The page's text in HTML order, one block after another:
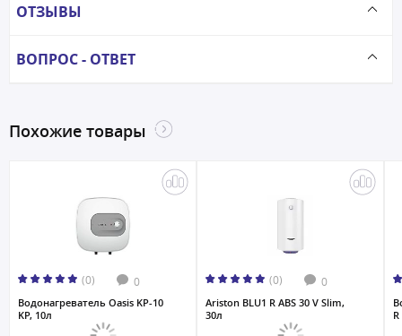
ОТЗЫВЫ
ВОПРОС - ОТВЕТ
Похожие товары
(0) 0
Водонагреватель Oasis KP-10
KP, 10л
(0) 0
Ariston BLU1 R ABS 30 V Slim,
30л